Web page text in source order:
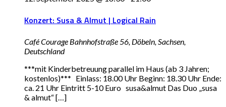
Konzert: Susa & Almut | Logical Rain
Café Courage Bahnhofstraße 56, Döbeln, Sachsen,
Deutschland
***mit Kinderbetreuung parallel im Haus (ab 3 Jahren;
kostenlos)*** Einlass: 18.00 Uhr Beginn: 18.30 Uhr Ende:
ca. 21 Uhr Eintritt 5-10 Euro susa&almut Das Duo „susa
& almut“ […]